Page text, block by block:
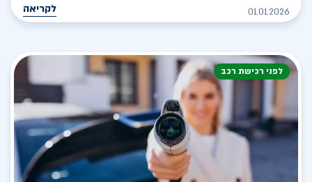
01.01.2026 לקריאה
לפני רכישת רכב